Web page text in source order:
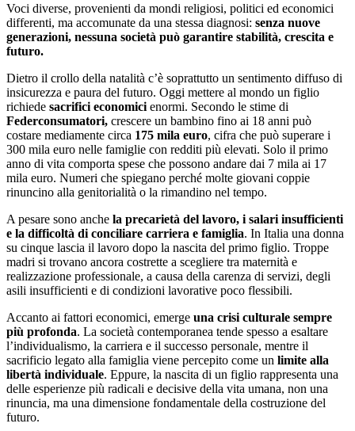
Voci diverse, provenienti da mondi religiosi, politici ed economici
differenti, ma accomunate da una stessa diagnosi: senza nuove
generazioni, nessuna società può garantire stabilità, crescita e
futuro.
Dietro il crollo della natalità c’è soprattutto un sentimento diffuso di
insicurezza e paura del futuro. Oggi mettere al mondo un figlio
richiede sacrifici economici enormi. Secondo le stime di
Federconsumatori, crescere un bambino fino ai 18 anni può
costare mediamente circa 175 mila euro, cifra che può superare i
300 mila euro nelle famiglie con redditi più elevati. Solo il primo
anno di vita comporta spese che possono andare dai 7 mila ai 17
mila euro. Numeri che spiegano perché molte giovani coppie
rinuncino alla genitorialità o la rimandino nel tempo.
A pesare sono anche la precarietà del lavoro, i salari insufficienti
e la difficoltà di conciliare carriera e famiglia. In Italia una donna
su cinque lascia il lavoro dopo la nascita del primo figlio. Troppe
madri si trovano ancora costrette a scegliere tra maternità e
realizzazione professionale, a causa della carenza di servizi, degli
asili insufficienti e di condizioni lavorative poco flessibili.
Accanto ai fattori economici, emerge una crisi culturale sempre
più profonda. La società contemporanea tende spesso a esaltare
l’individualismo, la carriera e il successo personale, mentre il
sacrificio legato alla famiglia viene percepito come un limite alla
libertà individuale. Eppure, la nascita di un figlio rappresenta una
delle esperienze più radicali e decisive della vita umana, non una
rinuncia, ma una dimensione fondamentale della costruzione del
futuro.